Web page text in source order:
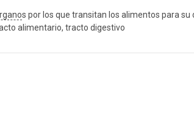
s por los que transitan los alimentos para
alimentario, tracto digestivo